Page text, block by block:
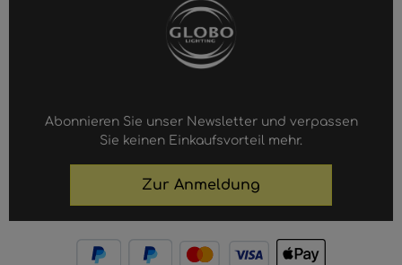
Abonnieren Sie unser Newsletter und verpassen
Sie keinen Einkaufsvorteil mehr.
Zur Anmeldung